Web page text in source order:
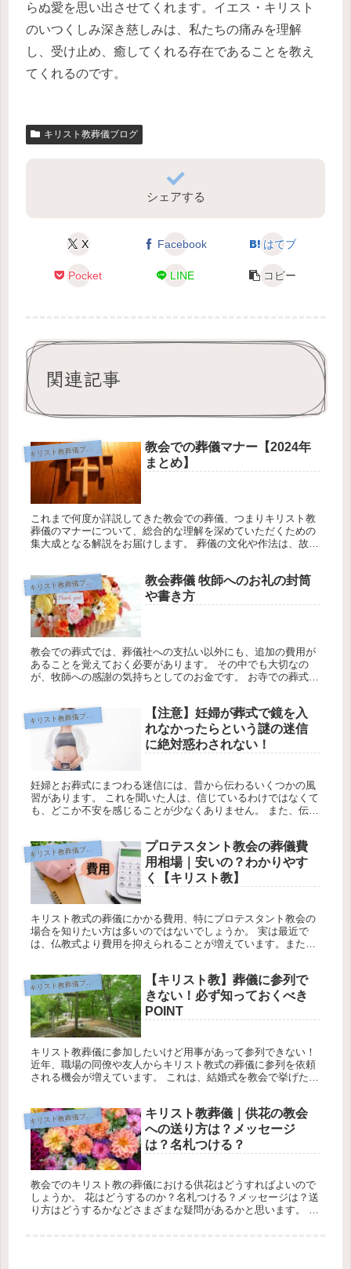
らぬ愛を思い出させてくれます。イエス・キリスト
のいつくしみ深き慈しみは、私たちの痛みを理解
し、受け止め、癒してくれる存在であることを教え
てくれるのです。
キリスト教葬儀ブログ
シェアする
X Facebook はてブ
Pocket LINE コピー
関連記事
キ
リスト教葬儀ブログ
教会での葬儀マナー【2024年
まとめ】
これまで何度か詳説してきた教会での葬儀、つまりキリスト教
葬儀のマナーについて、総合的な理解を深めていただくための
集大成となる解説をお届けします。 葬儀の文化や作法は、故人
キ
リスト教葬儀ブログ
教会葬儀 牧師へのお礼の封筒
や書き方
教会での葬式では、葬儀社への支払い以外にも、追加の費用が
あることを覚えておく必要があります。 その中でも大切なの
が、牧師への感謝の気持ちとしてのお金です。 お寺での葬式で
キ
リスト教葬儀ブログ
【注意】妊婦が葬式で鏡を入
れなかったらという謎の迷信
に絶対惑わされない！
妊婦とお葬式にまつわる迷信には、昔から伝わるいくつかの風
習があります。 これを聞いた人は、信じているわけではなくて
も、どこか不安を感じることが少なくありません。 また、伝え
キ
リスト教葬儀ブログ
プロテスタント教会の葬儀費
用相場｜安いの？わかりやす
く【キリスト教】
キリスト教式の葬儀にかかる費用、特にプロテスタント教会の
場合を知りたい方は多いのではないでしょうか。 実は最近で
は、仏教式より費用を抑えられることが増えています。また、
キ
リスト教葬儀ブログ
【キリスト教】葬儀に参列で
きない！必ず知っておくべき
POINT
キリスト教葬儀に参加したいけど用事があって参列できない！
近年、職場の同僚や友人からキリスト教式の葬儀に参列を依頼
される機会が増えています。 これは、結婚式を教会で挙げた人
キ
リスト教葬儀ブログ
キリスト教葬儀｜供花の教会
への送り方は？メッセージ
は？名札つける？
教会でのキリスト教の葬儀における供花はどうすればよいので
しょうか。 花はどうするのか？名札つける？メッセージは？送
り方はどうするかなどさまざまな疑問があるかと思います。 今